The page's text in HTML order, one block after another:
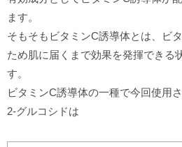
ます。
そもそもビタミンC誘導体とは、ビ
ため肌に届くまで効果を発揮できる
す。
ビタミンC誘導体の一種で今回使用
2-グルコシドは